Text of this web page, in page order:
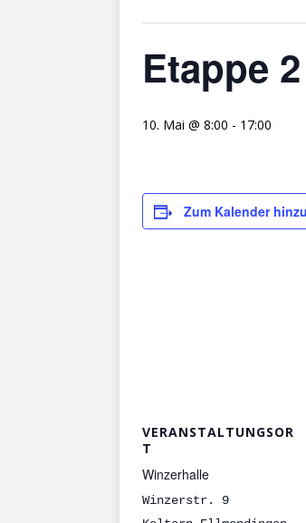
Etappe
10. Mai @ 8:00 - 17:00
Zum Kalender
VERANSTALTUNGSOR
T
Winzerhalle
Winzerstr. 9